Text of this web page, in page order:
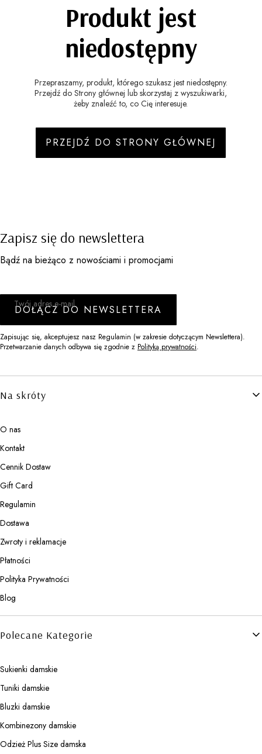
Produkt jest
niedostępny
Przepraszamy, produkt, którego szukasz jest niedostępny.
Przejdź do Strony głównej lub skorzystaj z wyszukiwarki,
żeby znaleźć to, co Cię interesuje.
PRZEJDŹ DO STRONY GŁÓWNEJ
Zapisz się do newslettera
Bądź na bieżąco z nowościami i promocjami
Twój adres e-mail
DOŁĄCZ DO NEWSLETTERA
Zapisując się, akceptujesz nasz Regulamin (w zakresie dotyczącym Newslettera).
Przetwarzanie danych odbywa się zgodnie z Polityką prywatności.
Linki w stopce
Na skróty
O nas
Kontakt
Cennik Dostaw
Gift Card
Regulamin
Dostawa
Zwroty i reklamacje
Płatności
Polityka Prywatności
Blog
Polecane Kategorie
Sukienki damskie
Tuniki damskie
Bluzki damskie
Kombinezony damskie
Odzież Plus Size damska